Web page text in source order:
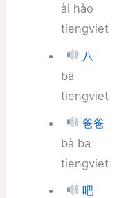
ài hào
tiengviet
八
bā
tiengviet
爸爸
bà ba
tiengviet
吧